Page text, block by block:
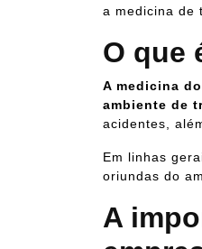
a medicina de
O que
A medicina
ambiente de
acidentes,
Em linhas
oriundas do
A